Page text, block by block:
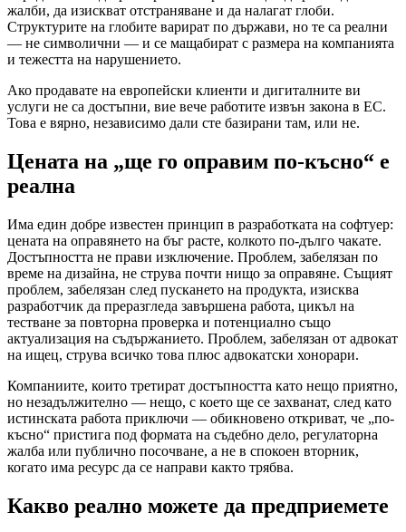
жалби, да изискват отстраняване и да налагат глоби.
Структурите на глобите варират по държави, но те са реални
— не символични — и се мащабират с размера на компанията
и тежестта на нарушението.
Ако продавате на европейски клиенти и дигиталните ви
услуги не са достъпни, вие вече работите извън закона в ЕС.
Това е вярно, независимо дали сте базирани там, или не.
Цената на „ще го оправим по-късно“ е
реална
Има един добре известен принцип в разработката на софтуер:
цената на оправянето на бъг расте, колкото по-дълго чакате.
Достъпността не прави изключение. Проблем, забелязан по
време на дизайна, не струва почти нищо за оправяне. Същият
проблем, забелязан след пускането на продукта, изисква
разработчик да преразгледа завършена работа, цикъл на
тестване за повторна проверка и потенциално също
актуализация на съдържанието. Проблем, забелязан от адвокат
на ищец, струва всичко това плюс адвокатски хонорари.
Компаниите, които третират достъпността като нещо приятно,
но незадължително — нещо, с което ще се захванат, след като
истинската работа приключи — обикновено откриват, че „по-
късно“ пристига под формата на съдебно дело, регулаторна
жалба или публично посочване, а не в спокоен вторник,
когато има ресурс да се направи както трябва.
Какво реално можете да предприемете